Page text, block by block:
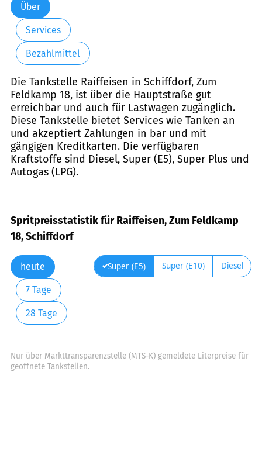
Über
Services
Bezahlmittel
Die Tankstelle Raiffeisen in Schiffdorf, Zum
Feldkamp 18, ist über die Hauptstraße gut
erreichbar und auch für Lastwagen zugänglich.
Diese Tankstelle bietet Services wie Tanken an
und akzeptiert Zahlungen in bar und mit
gängigen Kreditkarten. Die verfügbaren
Kraftstoffe sind Diesel, Super (E5), Super Plus und
Autogas (LPG).
Spritpreisstatistik für Raiffeisen, Zum Feldkamp
18, Schiffdorf
heute
7 Tage
28 Tage
Super (E5) Super (E10) Diesel
Nur über Markttransparenzstelle (MTS-K) gemeldete Literpreise für
geöffnete Tankstellen.